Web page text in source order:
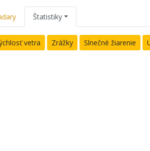
Štatistiky
vetra Zrážky Slnečné žiarenie